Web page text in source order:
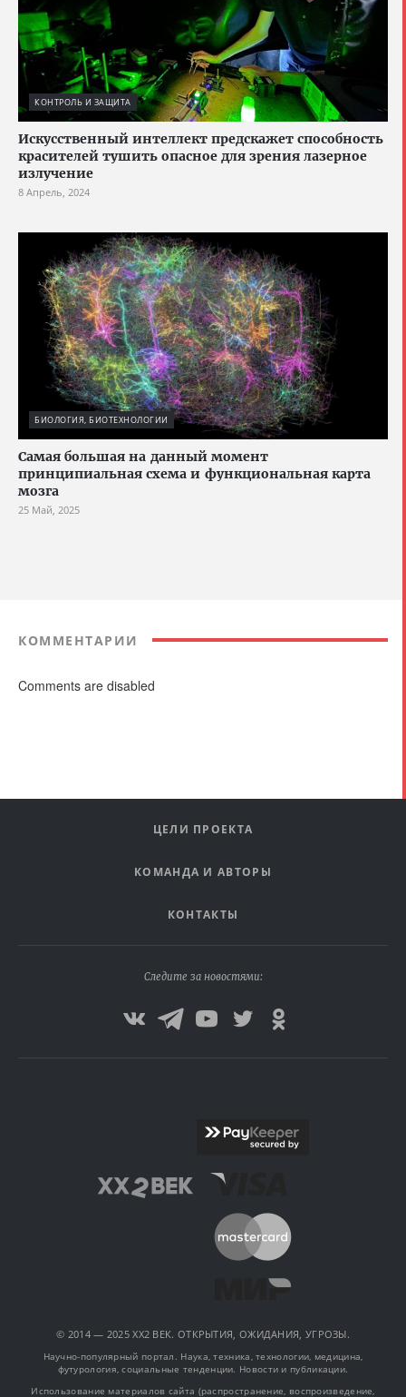
КОНТРОЛЬ И ЗАЩИТА
Искусственный интеллект предскажет способность
красителей тушить опасное для зрения лазерное
излучение
8 Апрель, 2024
БИОЛОГИЯ, БИОТЕХНОЛОГИИ
Cамая большая на данный момент
принципиальная схема и функциональная карта
мозга
25 Май, 2025
КОММЕНТАРИИ
Comments are disabled
ЦЕЛИ ПРОЕКТА
КОМАНДА И АВТОРЫ
КОНТАКТЫ
Следите за новостями:
© 2014 — 2025 XX2 ВЕК. ОТКРЫТИЯ, ОЖИДАНИЯ, УГРОЗЫ.
Научно-популярный портал. Наука, техника, технологии, медицина,
футурология, социальные тенденции. Новости и публикации.
Использование материалов сайта (распространение, воспроизведение,